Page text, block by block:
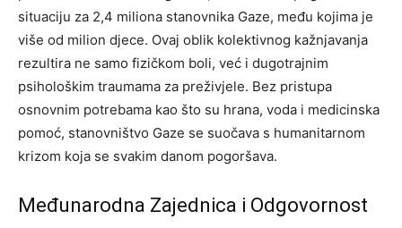
situaciju za 2,4 miliona stanovnika Gaze, među kojima je
više od milion djece. Ovaj oblik kolektivnog kažnjavanja
rezultira ne samo fizičkom boli, već i dugotrajnim
psihološkim traumama za preživjele. Bez pristupa
osnovnim potrebama kao što su hrana, voda i medicinska
pomoć, stanovništvo Gaze se suočava s humanitarnom
krizom koja se svakim danom pogoršava.
Međunarodna Zajednica i Odgovornost